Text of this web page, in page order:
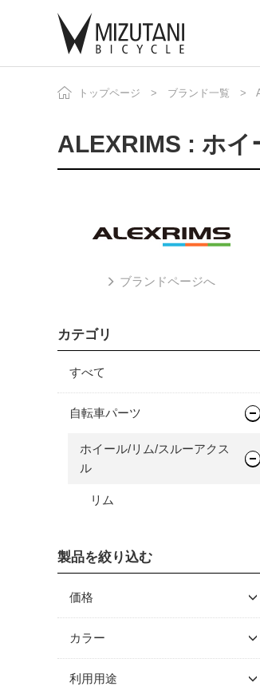
トップページ ブランド一覧
ALEXRIMS : ホ
ブランドページへ
カテゴリ
すべて
自転車パーツ
ホイール/リム/スルーアクス
ル
リム
製品を絞り込む
価格
～ \5,000
\5,001 ～ 10,000
\10,001 ～ 20,000
カラー
利用用途